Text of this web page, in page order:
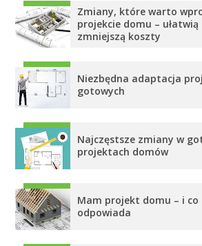
Zmiany, które warto
projekcie domu – ułatwią
zmniejszą koszty
Niezbędna adaptacja
gotowych
Najczęstsze zmiany w
projektach domów
Mam projekt domu – i
odpowiada